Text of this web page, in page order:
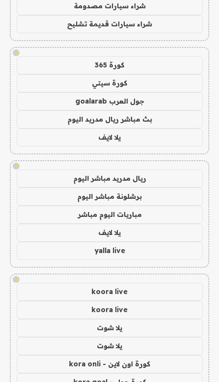
شراء سيارات مصدومة
شراء سيارات قديمة تشليح
!
كورة 365
كورة سيتي
جول العرب goalarab
بث مباشر ريال مدريد اليوم
يلا لايف
!
ريال مدريد مباشر اليوم
برشلونة مباشر اليوم
مباريات اليوم مباشر
يلا لايف
yalla live
!
koora live
koora live
يلا شوت
يلا شوت
كورة اون لاين - kora onli